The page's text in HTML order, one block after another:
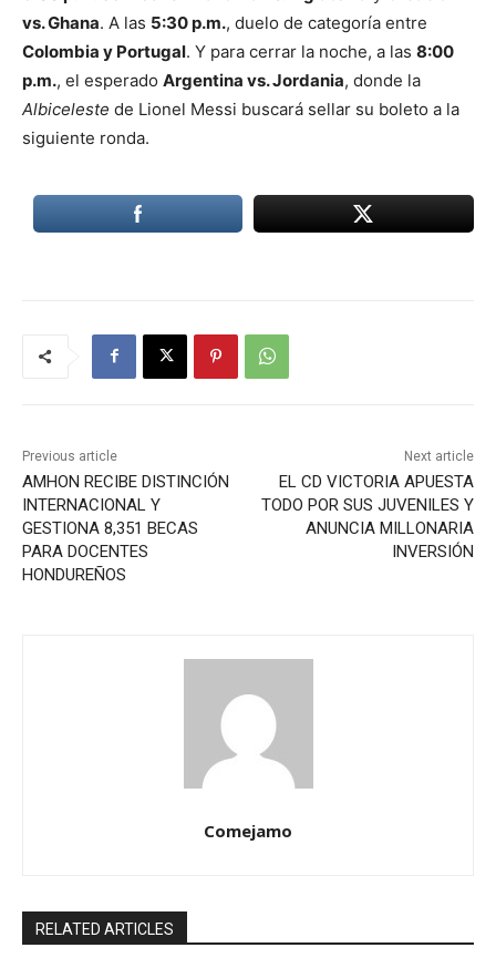
vs. Ghana. A las 5:30 p.m., duelo de categoría entre
Colombia y Portugal. Y para cerrar la noche, a las 8:00
p.m., el esperado Argentina vs. Jordania, donde la
Albiceleste de Lionel Messi buscará sellar su boleto a la
siguiente ronda.
Previous article
AMHON RECIBE DISTINCIÓN
INTERNACIONAL Y
GESTIONA 8,351 BECAS
PARA DOCENTES
HONDUREÑOS
Next article
EL CD VICTORIA APUESTA
TODO POR SUS JUVENILES Y
ANUNCIA MILLONARIA
INVERSIÓN
Comejamo
RELATED ARTICLES